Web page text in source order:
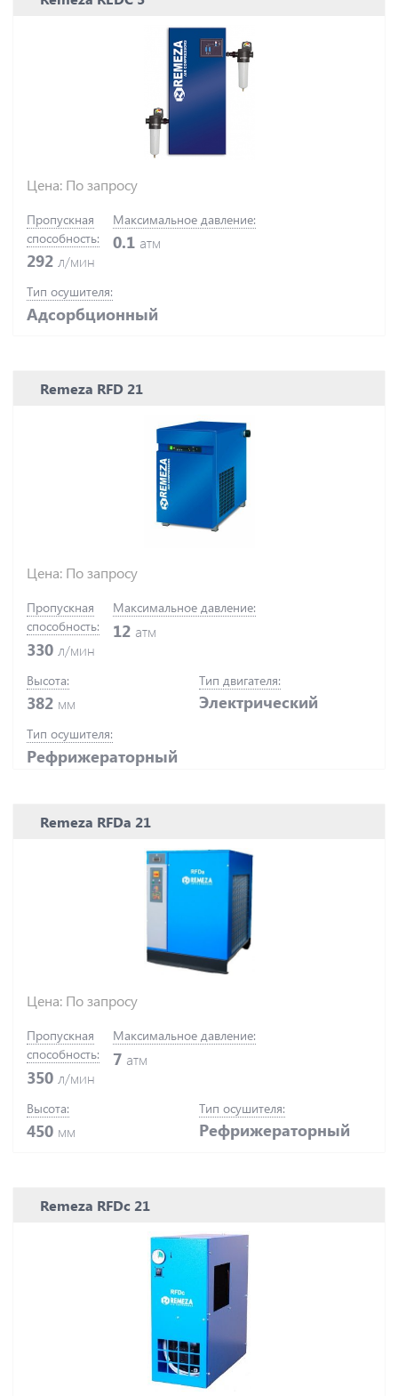
Цена: По запросу
Пропускная
способность:
292 л/мин
Максимальное давление:
0.1 атм
Тип осушителя:
Адсорбционный
Remeza RFD 21
Цена: По запросу
Пропускная
способность:
330 л/мин
Максимальное давление:
12 атм
Высота:
382 мм
Тип двигателя:
Электрический
Тип осушителя:
Рефрижераторный
Remeza RFDa 21
Цена: По запросу
Пропускная
способность:
350 л/мин
Максимальное давление:
7 атм
Высота:
450 мм
Тип осушителя:
Рефрижераторный
Remeza RFDc 21